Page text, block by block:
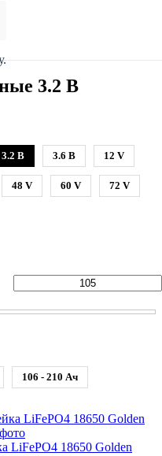
3.2 В
3.2 В 3.6 В 12 V
48 V 60 V 72 V
106 - 210 Ач
LiFePO4 18650 Golden